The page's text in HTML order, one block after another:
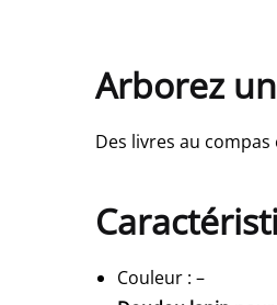
Arborez
Des livres au
Couleur :–